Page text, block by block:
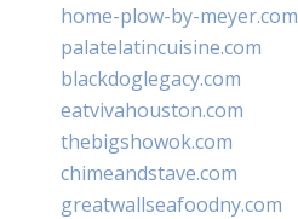
home-plow-by-meyer.com
palatelatincuisine.com
blackdoglegacy.com
eatvivahouston.com
thebigshowok.com
chimeandstave.com
greatwallseafoodny.com